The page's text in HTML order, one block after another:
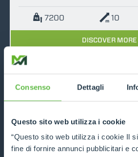
Consenso Dettagli
Questo sito web utilizza i cookie
“Questo sito web utilizza i cookie Il
fine di fornire annunci pubblicitari e
7200 10
DISCOVER MORE
P120.10